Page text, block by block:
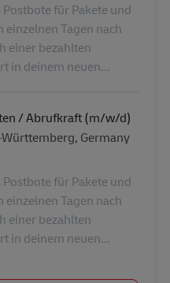
für Pakete und
einzelnen Tagen nach
einer bezahlten
in deinem neuen...
/ Abrufkraft (m/w/d)
Germany
für Pakete und
einzelnen Tagen nach
einer bezahlten
in deinem neuen...